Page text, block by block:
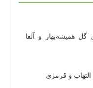
گل همیشه‌بهار و آلفا
و قرمزی